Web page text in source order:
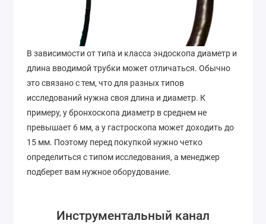
В зависимости от типа и класса эндоскопа диаметр и
длина вводимой трубки может отличаться. Обычно
это связано с тем, что для разных типов
исследований нужна своя длина и диаметр. К
примеру, у бронхоскопа диаметр в среднем не
превышает 6 мм, а у гастроскопа может доходить до
15 мм. Поэтому перед покупкой нужно четко
определиться с типом исследования, а менеджер
подберет вам нужное оборудование.
Инструментальный канал